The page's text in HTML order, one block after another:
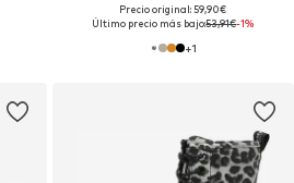
Precio original: 59,90€
Último precio más bajo:53,91€-1%
+1